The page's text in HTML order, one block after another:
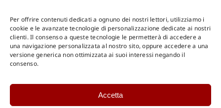
Per offrire contenuti dedicati a ognuno dei nostri lettori, utilizziamo i
cookie e le avanzate tecnologie di personalizzazione dedicate ai nostri
clienti. Il consenso a queste tecnologie le permetterà di accedere a
una navigazione personalizzata al nostro sito, oppure accedere a una
versione generica non ottimizzata ai suoi interessi negando il
consenso.
Accetta
Shop Gangemi Editore-Pagamenti Sicuri e anche Rateali
Catalogo Online
Catalogo Internazionale